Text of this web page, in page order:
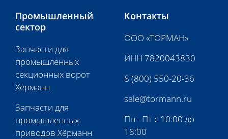
Промышленный
сектор
Запчасти для
промышленных
секционных ворот
Хёрманн
Запчасти для
промышленных
приводов Хёрманн
Контакты
ООО «ТОРМАН»
ИНН 7820043830
8 (800) 550-20-36
sale@tormann.ru
Пн - Пт с 10:00 до
18:00